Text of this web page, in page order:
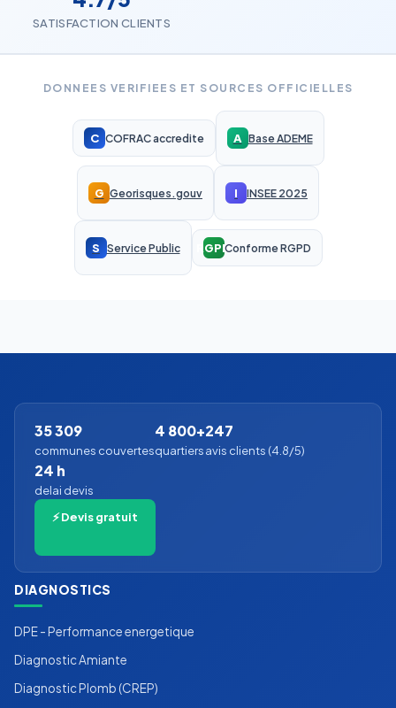
SATISFACTION CLIENTS
DONNEES VERIFIEES ET SOURCES OFFICIELLES
C COFRAC accredite A Base ADEME
G Georisques.gouv I INSEE 2025
S Service Public RGPDConforme RGPD
35 309
communes couvertes
4 800+
quartiers
247
avis clients (4.8/5)
24 h
delai devis
⚡ Devis gratuit
DIAGNOSTICS
DPE - Performance energetique
Diagnostic Amiante
Diagnostic Plomb (CREP)